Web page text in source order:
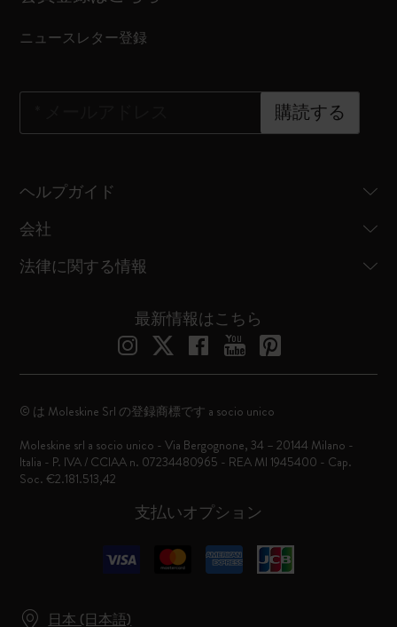
ニュースレター登録
購読する
ヘルプガイド
会社
法律に関する情報
最新情報はこちら
日本 (日本語)
支払いオプション
© は Moleskine Srl の登録商標です a socio unico
Moleskine srl a socio unico - Via Bergognone, 34 – 20144 Milano -
Italia - P. IVA / CCIAA n. 07234480965 - REA MI 1945400 - Cap.
Soc. €2.181.513,42